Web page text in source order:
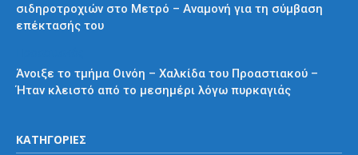
σιδηροτροχιών στο Μετρό – Αναμονή για τη σύμβαση
επέκτασής του
Άνοιξε το τμήμα Οινόη – Χαλκίδα του Προαστιακού –
Ήταν κλειστό από το μεσημέρι λόγω πυρκαγιάς
ΚΑΤΗΓΟΡΙΕΣ